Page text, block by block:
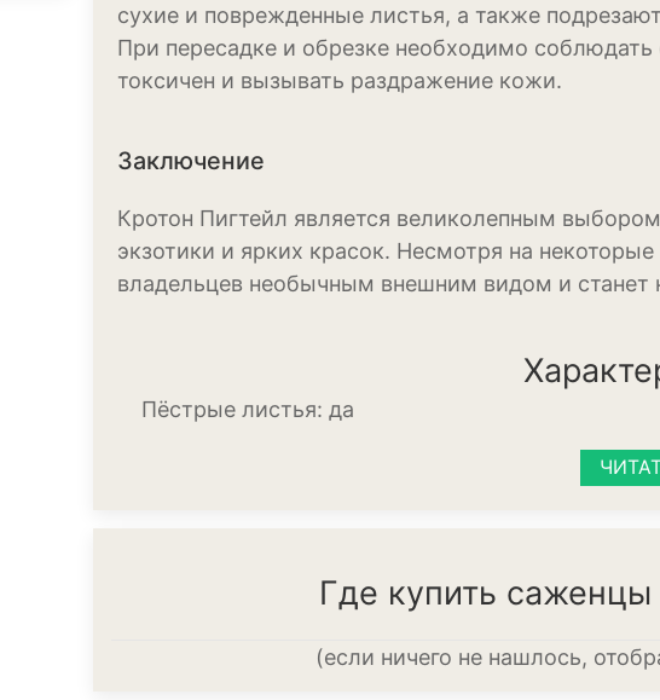
сухие и поврежденные листья, а также
При пересадке и обрезке необходимо
токсичен и вызывать раздражение кожи.
Заключение
Кротон Пигтейл является великолепным
экзотики и ярких красок. Несмотря на
владельцев необычным внешним видом и
Пёстрые листья: да
Где купить
(если ничего не нашлось,